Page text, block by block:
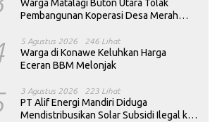
Warga Matalagi Buton Utara Tolak
Pembangunan Koperasi Desa Merah
5 Agustus 2026 246 Lihat
Warga di Konawe Keluhkan Harga
Eceran BBM Melonjak
3 Agustus 2026 223 Lihat
PT Alif Energi Mandiri Diduga
Mendistribusikan Solar Subsidi Ilegal ke